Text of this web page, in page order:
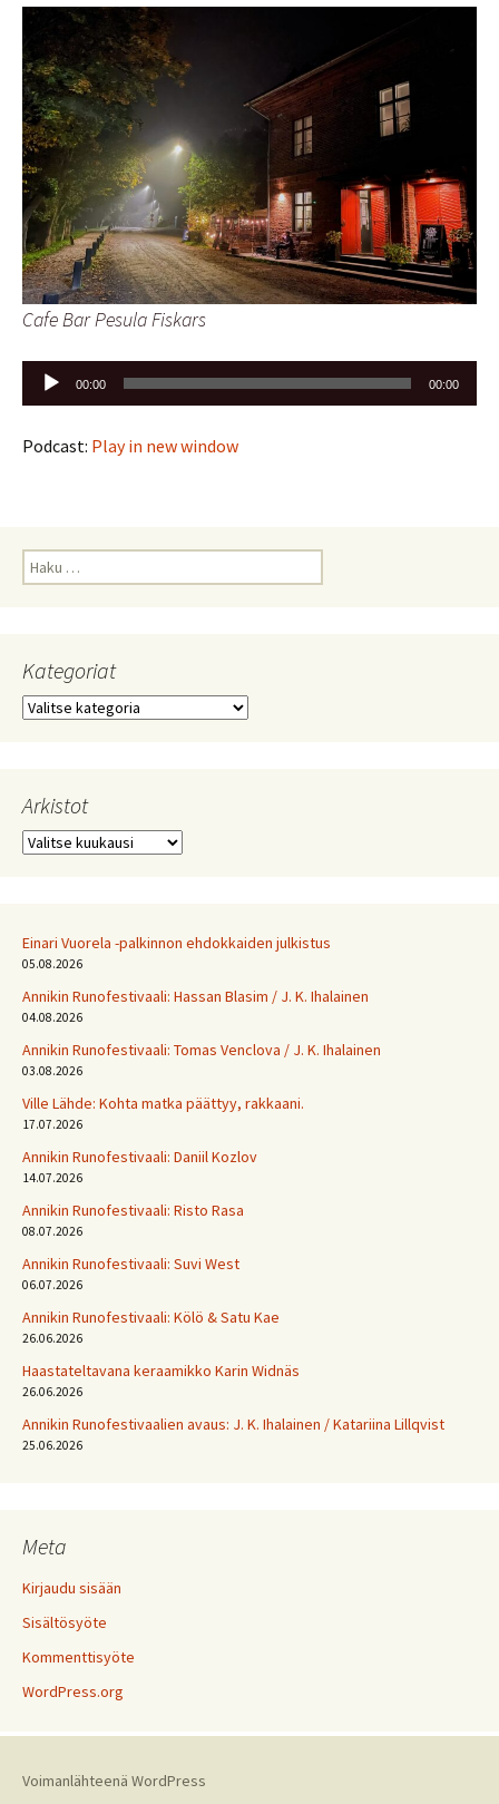
Cafe Bar Pesula Fiskars
Äänitoistin
00:00 00:00
Podcast: Play in new window
Haku:
Kategoriat
Kategoriat
Arkistot
Arkistot
Einari Vuorela -palkinnon ehdokkaiden julkistus
05.08.2026
Annikin Runofestivaali: Has­san Bla­sim / J. K. Ihalainen
04.08.2026
Annikin Runofestivaali: Tomas Venclova / J. K. Ihalainen
03.08.2026
Ville Lähde: Kohta matka päättyy, rakkaani.
17.07.2026
Annikin Runofestivaali: Daniil Kozlov
14.07.2026
Annikin Runofestivaali: Risto Rasa
08.07.2026
Annikin Runofestivaali: Suvi West
06.07.2026
Annikin Runofestivaali: Kölö & Satu Kae
26.06.2026
Haastateltavana keraamikko Karin Widnäs
26.06.2026
Annikin Runofestivaalien avaus: J. K. Ihalainen / Katariina Lillqvist
25.06.2026
Meta
Kirjaudu sisään
Sisältösyöte
Kommenttisyöte
WordPress.org
Voimanlähteenä WordPress